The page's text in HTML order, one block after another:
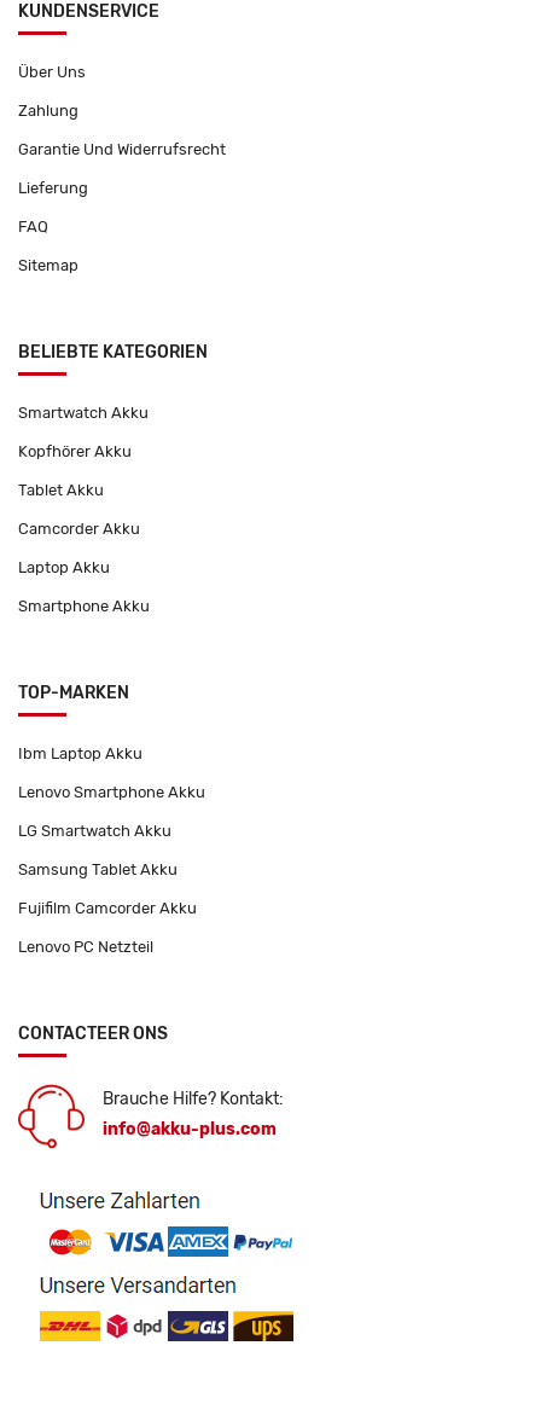
KUNDENSERVICE
Über Uns
Zahlung
Garantie Und Widerrufsrecht
Lieferung
FAQ
Sitemap
BELIEBTE KATEGORIEN
Smartwatch Akku
Kopfhörer Akku
Tablet Akku
Camcorder Akku
Laptop Akku
Smartphone Akku
TOP-MARKEN
Ibm Laptop Akku
Lenovo Smartphone Akku
LG Smartwatch Akku
Samsung Tablet Akku
Fujifilm Camcorder Akku
Lenovo PC Netzteil
CONTACTEER ONS
Brauche Hilfe? Kontakt:
info@akku-plus.com